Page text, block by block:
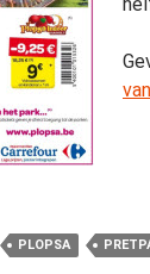
PLOPSA